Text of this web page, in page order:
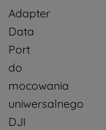
Adapter
Data
Port
do
mocowania
uniwersalnego
DJI